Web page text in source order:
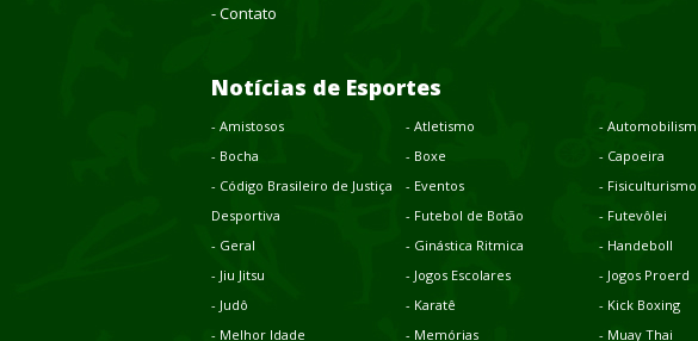
- Contato
Notícias de Esportes
- Amistosos - Atletismo -
- Bocha
- Boxe - Capoeira
- Código Brasileiro de Justiça
Desportiva
- Eventos - Fisiculturismo
- Futebol de Botão
- Futevôlei
- Geral
- Ginástica Ritmica - Handeboll
- Jiu Jitsu
- Jogos Escolares - Jogos Proerd
- Judô
- Karatê - Kick Boxing
- Melhor Idade
- Memórias - Muay Thai